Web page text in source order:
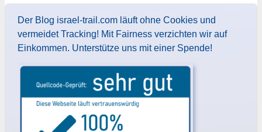
Der Blog israel-trail.com läuft ohne Cookies und
vermeidet Tracking! Mit Fairness verzichten wir auf
Einkommen. Unterstütze uns mit einer Spende!